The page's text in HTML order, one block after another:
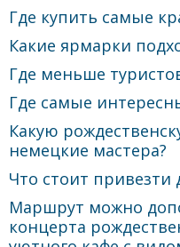
Где купить самые
Какие ярмарки
Где меньше
Где самые
Какую
немецкие мастера?
Что стоит привезти
Маршрут можно
концерта